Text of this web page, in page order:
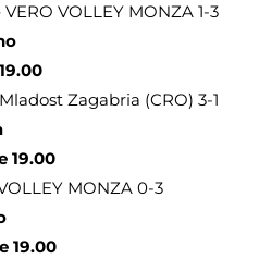
VOLLEY MONZA 1-3
Zagabria (CRO) 3-1
19.00
MONZA 0-3
19.00